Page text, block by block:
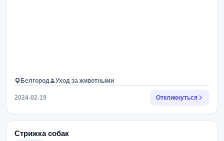
Белгород Уход за животными
2024-02-19 Откликнуться
Стрижка собак